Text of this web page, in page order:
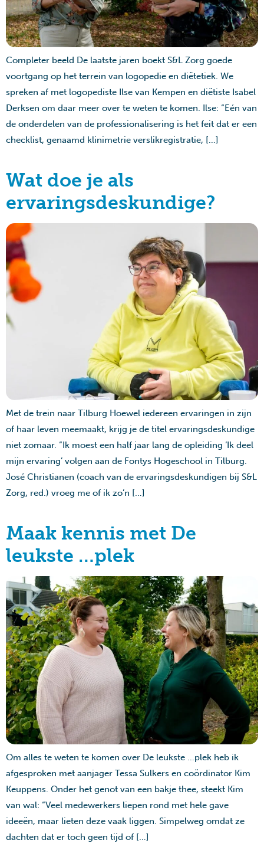
Completer beeld De laatste jaren boekt S&L Zorg goede
voortgang op het terrein van logopedie en diëtetiek. We
spreken af met logopediste Ilse van Kempen en diëtiste Isabel
Derksen om daar meer over te weten te komen. Ilse: “Eén van
de onderdelen van de professionalisering is het feit dat er een
checklist, genaamd klinimetrie verslikregistratie, […]
Wat doe je als
ervaringsdeskundige?
Met de trein naar Tilburg Hoewel iedereen ervaringen in zijn
of haar leven meemaakt, krijg je de titel ervaringsdeskundige
niet zomaar. “Ik moest een half jaar lang de opleiding ‘Ik deel
mijn ervaring’ volgen aan de Fontys Hogeschool in Tilburg.
José Christianen (coach van de ervaringsdeskundigen bij S&L
Zorg, red.) vroeg me of ik zo’n […]
Maak kennis met De
leukste …plek
Om alles te weten te komen over De leukste …plek heb ik
afgesproken met aanjager Tessa Sulkers en coördinator Kim
Keuppens. Onder het genot van een bakje thee, steekt Kim
van wal: “Veel medewerkers liepen rond met hele gave
ideeën, maar lieten deze vaak liggen. Simpelweg omdat ze
dachten dat er toch geen tijd of […]